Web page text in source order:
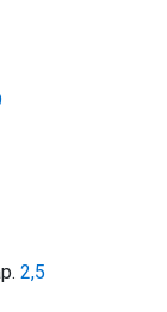
2,5